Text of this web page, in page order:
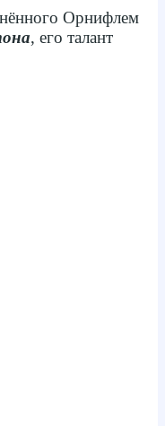
Орнифлем
, его талант